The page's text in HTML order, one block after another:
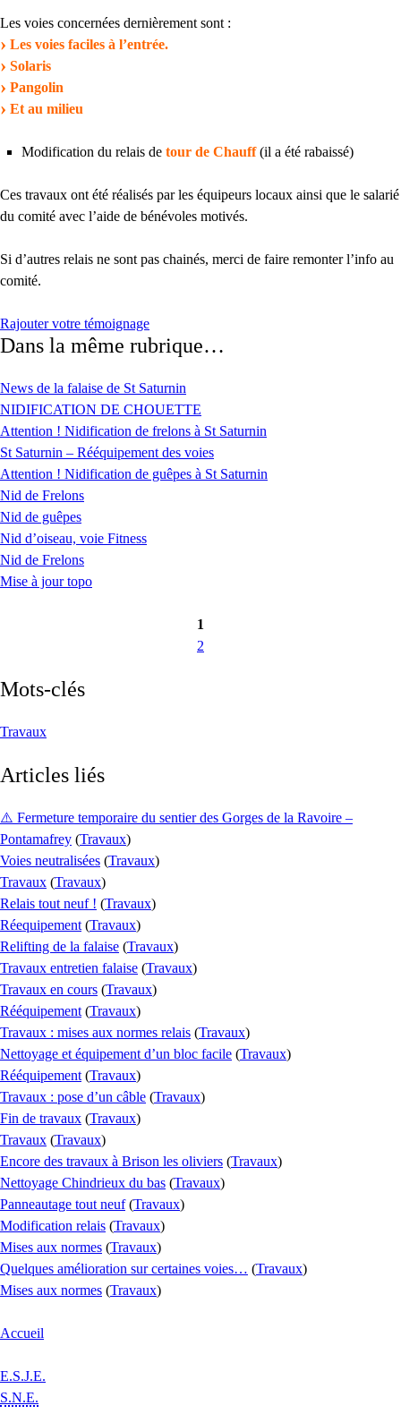
Les voies concernées dernièrement sont :
Les voies faciles à l’entrée.
Solaris
Pangolin
Et au milieu
Modification du relais de tour de Chauff(il a été rabaissé)
Ces travaux ont été réalisés par les équipeurs locaux ainsi que le salarié
du comité avec l’aide de bénévoles motivés.
Si d’autres relais ne sont pas chainés, merci de faire remonter l’info au
comité.
Rajouter votre témoignage
Dans la même rubrique…
News de la falaise de St Saturnin
NIDIFICATION DE CHOUETTE
Attention ! Nidification de frelons à St Saturnin
St Saturnin – Rééquipement des voies
Attention ! Nidification de guêpes à St Saturnin
Nid de Frelons
Nid de guêpes
Nid d’oiseau, voie Fitness
Nid de Frelons
Mise à jour topo
1
2
Mots-clés
Travaux
Articles liés
⚠️ Fermeture temporaire du sentier des Gorges de la Ravoire –
Pontamafrey (Travaux)
Voies neutralisées (Travaux)
Travaux (Travaux)
Relais tout neuf ! (Travaux)
Réequipement (Travaux)
Relifting de la falaise (Travaux)
Travaux entretien falaise (Travaux)
Travaux en cours (Travaux)
Rééquipement (Travaux)
Travaux : mises aux normes relais (Travaux)
Nettoyage et équipement d’un bloc facile (Travaux)
Rééquipement (Travaux)
Travaux : pose d’un câble (Travaux)
Fin de travaux (Travaux)
Travaux (Travaux)
Encore des travaux à Brison les oliviers (Travaux)
Nettoyage Chindrieux du bas (Travaux)
Panneautage tout neuf (Travaux)
Modification relais (Travaux)
Mises aux normes (Travaux)
Quelques amélioration sur certaines voies… (Travaux)
Mises aux normes (Travaux)
Accueil
E.S.J.E.
S.N.E.